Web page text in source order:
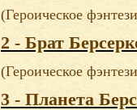
(Героическое
2 - Брат
(Героическое
3 - Планета